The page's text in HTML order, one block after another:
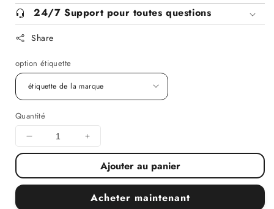
24/7 Support pour toutes questions
Share
option étiquette
Quantité
Diminuer
la
pour
Augmenter
la
quantité
pour
Savon
fouetté
Ajouter au panier
Acheter maintenant